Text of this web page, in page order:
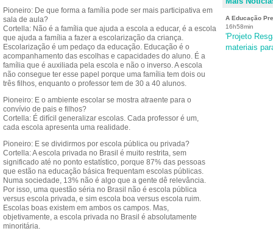
Pioneiro: De que forma a família pode ser mais participativa em
sala de aula?
Cortella: Não é a família que ajuda a escola a educar, é a escola
que ajuda a família a fazer a escolarização da criança.
Escolarização é um pedaço da educação. Educação é o
acompanhamento das escolhas e capacidades do aluno. É a
família que é auxiliada pela escola e não o inverso. A escola
não consegue ter esse papel porque uma família tem dois ou
três filhos, enquanto o professor tem de 30 a 40 alunos.
Pioneiro: E o ambiente escolar se mostra atraente para o
convívio de pais e filhos?
Cortella: É difícil generalizar escolas. Cada professor é um,
cada escola apresenta uma realidade.
Pioneiro: E se dividirmos por escola pública ou privada?
Cortella: A escola privada no Brasil é muito restrita, sem
significado até no ponto estatístico, porque 87% das pessoas
que estão na educação básica frequentam escolas públicas.
Numa sociedade, 13% não é algo que a gente dê relevância.
Por isso, uma questão séria no Brasil não é escola pública
versus escola privada, e sim escola boa versus escola ruim.
Escolas boas existem em ambos os campos. Mas,
objetivamente, a escola privada no Brasil é absolutamente
minoritária.
A Educação
16h58min
'Projeto
materiais